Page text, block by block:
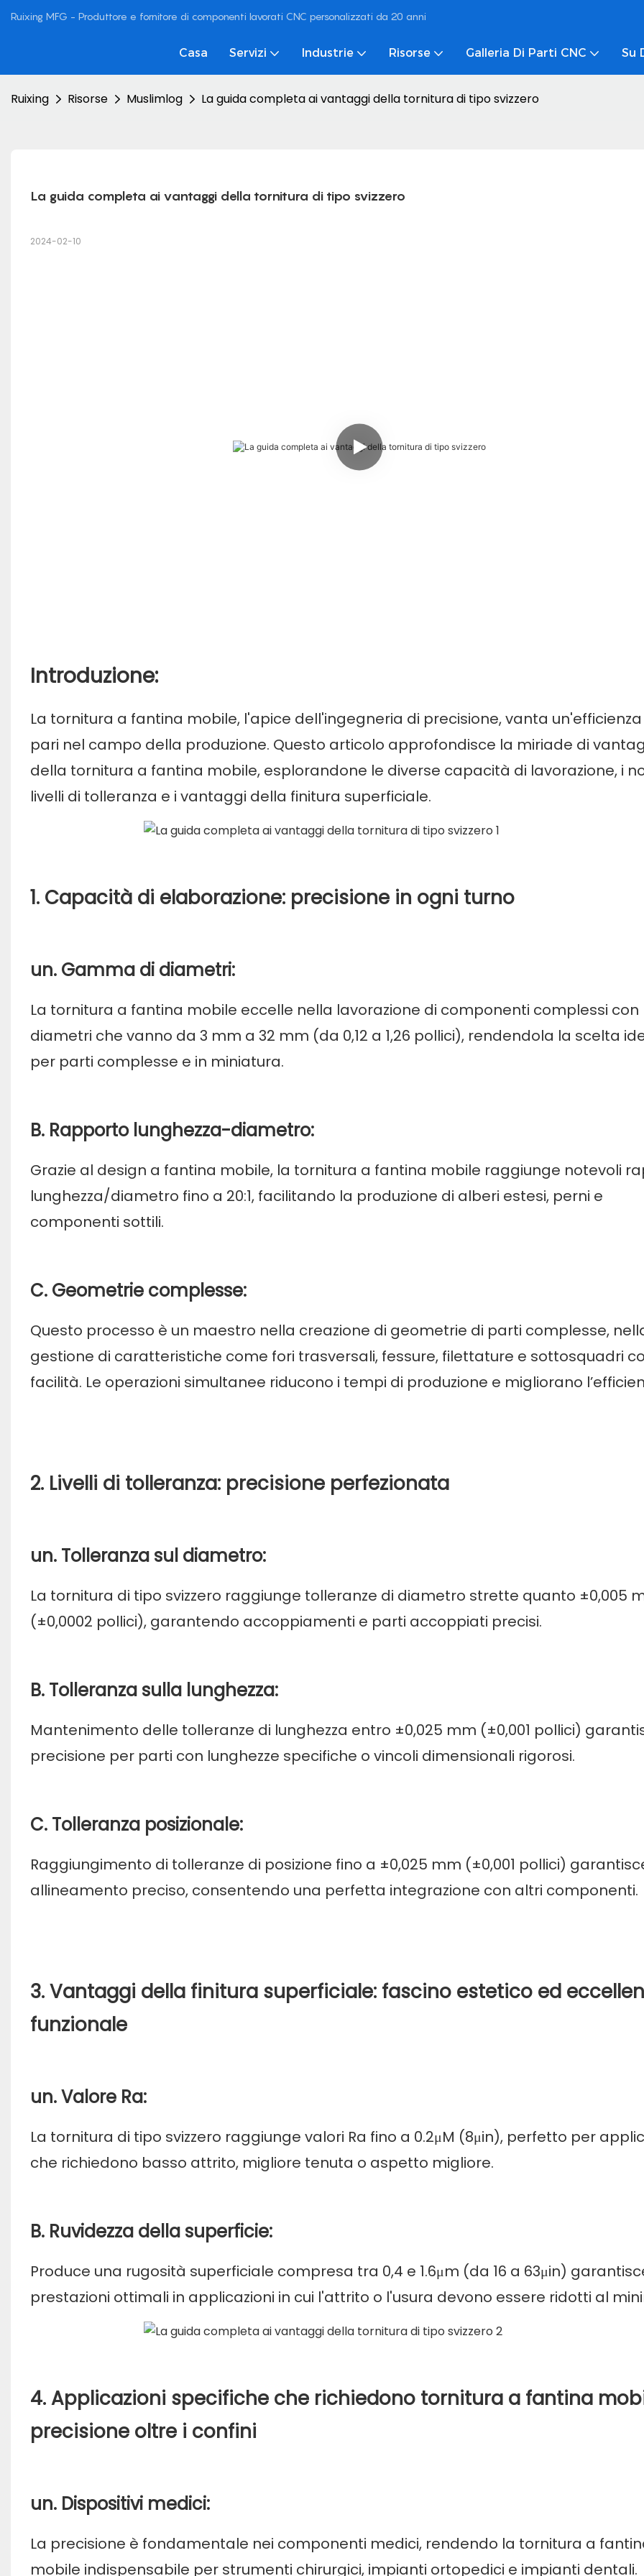
Ruixing MFG - Produttore e fornitore di componenti lavorati CNC personalizzati da 20 anni
Casa Servizi Industrie Risorse Galleria Di Parti CNC Su
Ruixing Risorse Muslimlog La guida completa ai vantaggi della tornitura di tipo svizzero
La guida completa ai vantaggi della tornitura di tipo svizzero
2024-02-10
Introduzione:
La tornitura a fantina mobile, l'apice dell'ingegneria di precisione, vanta un'efficienza
pari nel campo della produzione. Questo articolo approfondisce la miriade di
della tornitura a fantina mobile, esplorandone le diverse capacità di lavorazione, i
livelli di tolleranza e i vantaggi della finitura superficiale.
1. Capacità di elaborazione: precisione in ogni turno
un. Gamma di diametri:
La tornitura a fantina mobile eccelle nella lavorazione di componenti complessi con
diametri che vanno da 3 mm a 32 mm (da 0,12 a 1,26 pollici), rendendola la scelta
per parti complesse e in miniatura.
B. Rapporto lunghezza-diametro:
Grazie al design a fantina mobile, la tornitura a fantina mobile raggiunge notevoli
lunghezza/diametro fino a 20:1, facilitando la produzione di alberi estesi, perni e
componenti sottili.
C. Geometrie complesse:
Questo processo è un maestro nella creazione di geometrie di parti complesse,
gestione di caratteristiche come fori trasversali, fessure, filettature e sottosquadri
facilità. Le operazioni simultanee riducono i tempi di produzione e migliorano
2. Livelli di tolleranza: precisione perfezionata
un. Tolleranza sul diametro:
La tornitura di tipo svizzero raggiunge tolleranze di diametro strette quanto ±0,005
(±0,0002 pollici), garantendo accoppiamenti e parti accoppiati precisi.
B. Tolleranza sulla lunghezza:
Mantenimento delle tolleranze di lunghezza entro ±0,025 mm (±0,001 pollici)
precisione per parti con lunghezze specifiche o vincoli dimensionali rigorosi.
C. Tolleranza posizionale:
Raggiungimento di tolleranze di posizione fino a ±0,025 mm (±0,001 pollici)
allineamento preciso, consentendo una perfetta integrazione con altri componenti.
3. Vantaggi della finitura superficiale: fascino estetico ed
funzionale
un. Valore Ra:
La tornitura di tipo svizzero raggiunge valori Ra fino a 0.2μM (8μin), perfetto per
che richiedono basso attrito, migliore tenuta o aspetto migliore.
B. Ruvidezza della superficie:
Produce una rugosità superficiale compresa tra 0,4 e 1.6μm (da 16 a 63μin)
prestazioni ottimali in applicazioni in cui l'attrito o l'usura devono essere ridotti al
4. Applicazioni specifiche che richiedono tornitura a fantina
precisione oltre i confini
un. Dispositivi medici:
La precisione è fondamentale nei componenti medici, rendendo la tornitura a
mobile indispensabile per strumenti chirurgici, impianti ortopedici e impianti dentali.